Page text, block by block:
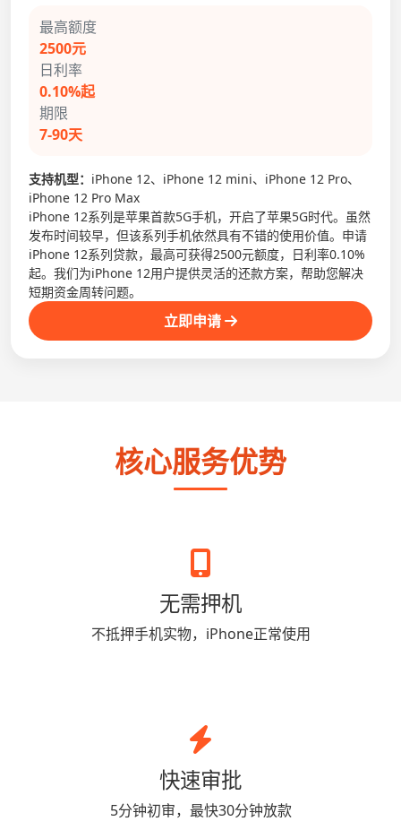
最高额度
2500元
日利率
0.10%起
期限
7-90天
支持机型： iPhone 12、iPhone 12 mini、iPhone 12 Pro、
iPhone 12 Pro Max
iPhone 12系列是苹果首款5G手机，开启了苹果5G时代。虽然
发布时间较早，但该系列手机依然具有不错的使用价值。申请
iPhone 12系列贷款，最高可获得2500元额度，日利率0.10%
起。我们为iPhone 12用户提供灵活的还款方案，帮助您解决
短期资金周转问题。
立即申请
核心服务优势
无需押机
不抵押手机实物，iPhone正常使用
快速审批
5分钟初审，最快30分钟放款